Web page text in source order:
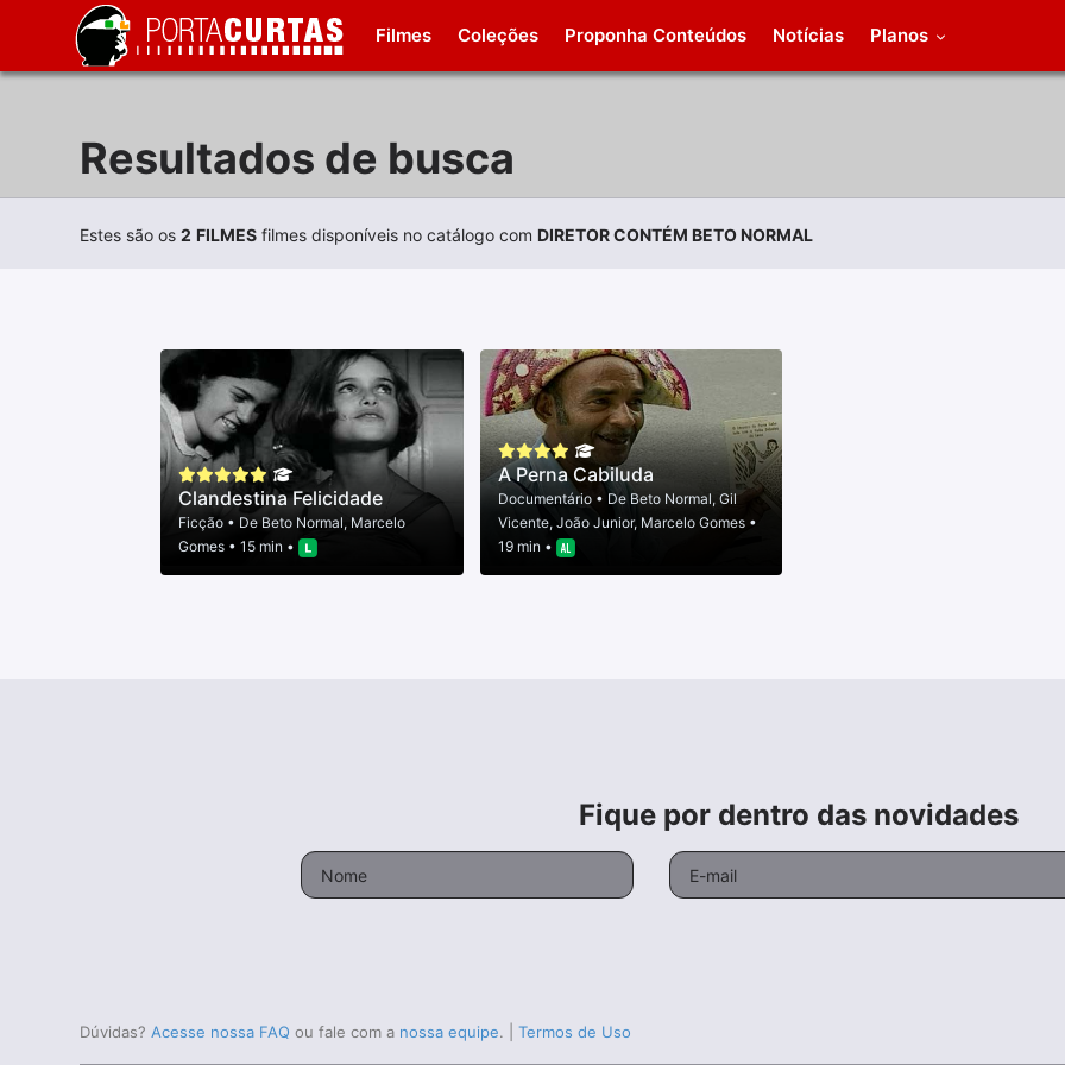
Filmes Coleções Proponha Conteúdos Notícias Planos
Resultados de busca
Estes são os2 FILMES filmes disponíveis no catálogo comDIRETOR CONTÉM BETO NORMAL
Clandestina Felicidade
Ficção• De Beto Normal, Marcelo
Gomes• 15 min •
A Perna Cabiluda
Documentário• De Beto Normal, Gil
Vicente, João Junior, Marcelo Gomes•
19 min •
Fique por dentro das novidades
Dúvidas? Acesse nossa FAQ ou fale com a nossa equipe. |Termos de Uso